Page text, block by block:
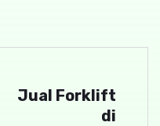
Jual Forklift
di